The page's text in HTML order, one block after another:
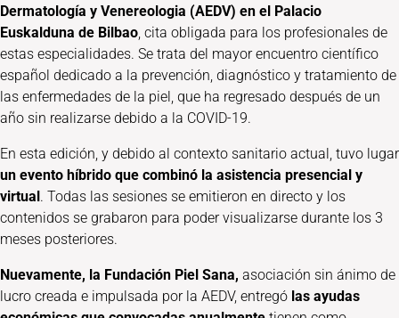
Dermatología y Venereologia (AEDV) en el Palacio
Euskalduna de Bilbao, cita obligada para los profesionales de
estas especialidades. Se trata del mayor encuentro científico
español dedicado a la prevención, diagnóstico y tratamiento de
las enfermedades de la piel, que ha regresado después de un
año sin realizarse debido a la COVID-19.
En esta edición, y debido al contexto sanitario actual, tuvo lugar
un evento híbrido que combinó la asistencia presencial y
virtual . Todas las sesiones se emitieron en directo y los
contenidos se grabaron para poder visualizarse durante los 3
meses posteriores.
Nuevamente, la Fundación Piel Sana, asociación sin ánimo de
lucro creada e impulsada por la AEDV, entregó las ayudas